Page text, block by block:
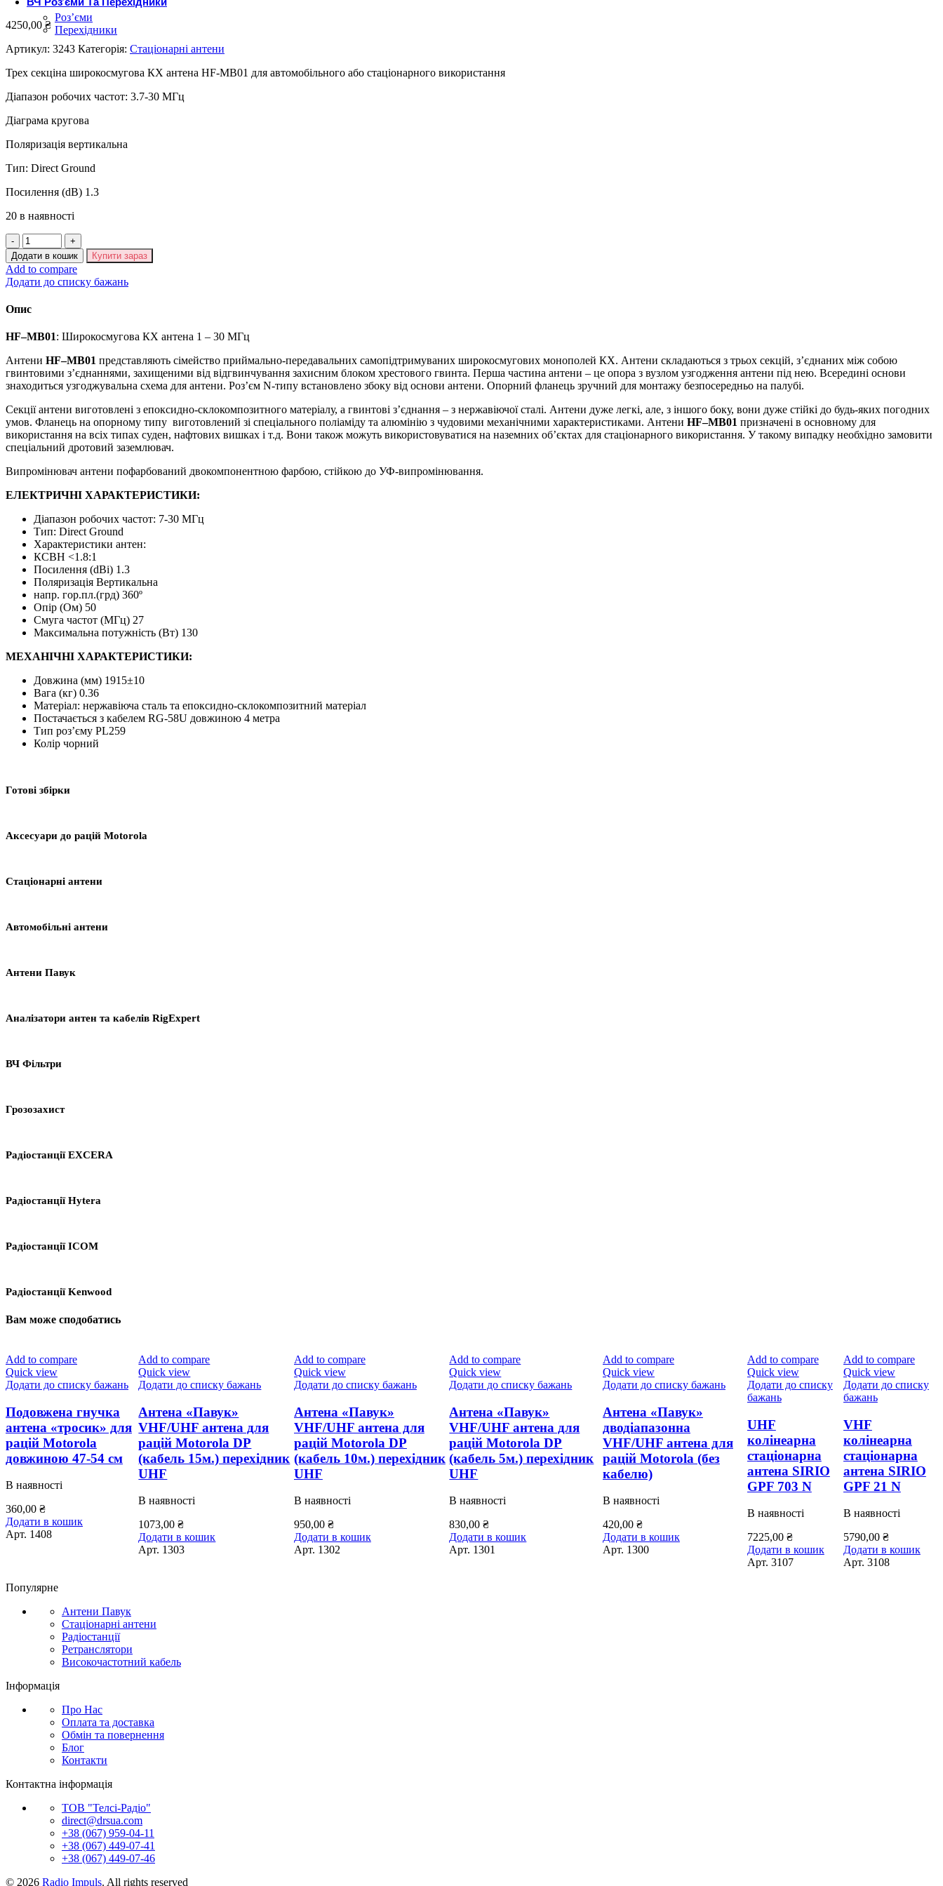
Роз’єми
Перехідники
4250,00 ₴
Артикул: 3243 Категорія: Стаціонарні антени
Трех секціна широкосмугова КХ антена HF-MB01 для автомобільного або стаціонарного використання
Діапазон робочих частот: 3.7-30 МГц
Діаграма кругова
Поляризація вертикальна
Тип: Direct Ground
Посилення (dB) 1.3
20 в наявності
КХ
антена
HF-
MB01
кількість
Додати в кошик Купити зараз
Add to compare
Додати до списку бажань
Опис
HF–MB01: Широкосмугова КХ антена 1 – 30 МГц
Антени HF–MB01 представляють сімейство приймально-передавальних самопідтримуваних широкосмугових монополей КХ. Антени складаються з трьох секцій, з’єднаних між собою
гвинтовими з’єднаннями, захищеними від відгвинчування захисним блоком хрестового гвинта. Перша частина антени – це опора з вузлом узгодження антени під нею. Всередині основи
знаходиться узгоджувальна схема для антени. Роз’єм N-типу встановлено збоку від основи антени. Опорний фланець зручний для монтажу безпосередньо на палубі.
Секції антени виготовлені з епоксидно-склокомпозитного матеріалу, а гвинтові з’єднання – з нержавіючої сталі. Антени дуже легкі, але, з іншого боку, вони дуже стійкі до будь-яких погодних
умов. Фланець на опорному типу виготовлений зі спеціального поліаміду та алюмінію з чудовими механічними характеристиками. Антени HF–MB01 призначені в основному для
використання на всіх типах суден, нафтових вишках і т.д. Вони також можуть використовуватися на наземних об’єктах для стаціонарного використання. У такому випадку необхідно замовити
спеціальний дротовий заземлювач.
Випромінювач антени пофарбований двокомпонентною фарбою, стійкою до УФ-випромінювання.
ЕЛЕКТРИЧНІ ХАРАКТЕРИСТИКИ:
Діапазон робочих частот: 7-30 МГц
Тип: Direct Ground
Характеристики антен:
КСВН <1.8:1
Посилення (dBі) 1.3
Поляризація Вертикальна
напр. гор.пл.(грд) 360º
Опір (Ом) 50
Смуга частот (МГц) 27
Максимальна потужність (Вт) 130
МЕХАНІЧНІ ХАРАКТЕРИСТИКИ:
Довжина (мм) 1915±10
Вага (кг) 0.36
Матеріал: нержавіюча сталь та епоксидно-склокомпозитний матеріал
Постачається з кабелем RG-58U довжиною 4 метра
Тип роз’єму PL259
Колір чорний
Готові збірки
Аксесуари до рацій Motorola
Стаціонарні антени
Автомобільні антени
Антени Павук
Аналізатори антен та кабелів RigExpert
ВЧ Фільтри
Грозозахист
Радіостанції EXCERA
Радіостанції Hytera
Радіостанції ICOM
Радіостанції Kenwood
Вам може сподобатись
Add to compare
Quick view
Додати до списку бажань
Подовжена гнучка
антена «тросик» для
рацій Motorola
довжиною 47-54 см
В наявності
360,00 ₴
Додати в кошик
Арт. 1408
Add to compare
Quick view
Додати до списку бажань
Антена «Павук»
VHF/UHF антена для
рацій Motorola DP
(кабель 15м.) перехідник
UHF
В наявності
1073,00₴
Додати в кошик
Арт. 1303
Add to compare
Quick view
Додати до списку бажань
Антена «Павук»
VHF/UHF антена для
рацій Motorola DP
(кабель 10м.) перехідник
UHF
В наявності
950,00 ₴
Додати в кошик
Арт. 1302
Add to compare
Quick view
Додати до списку бажань
Антена «Павук»
VHF/UHF антена для
рацій Motorola DP
(кабель 5м.) перехідник
UHF
В наявності
830,00₴
Додати в кошик
Арт. 1301
Add to compare
Quick view
Додати до списку бажань
Антена «Павук»
дводіапазонна
VHF/UHF антена для
рацій Motorola (без
кабелю)
В наявності
420,00 ₴
Додати в кошик
Арт. 1300
Add to compare
Quick view
Додати до списку
бажань
UHF
колінеарна
стаціонарна
антена SIRIO
GPF 703 N
В наявності
7225,00 ₴
Додати в кошик
Арт. 3107
Add to compare
Quick view
Додати до списку
бажань
VHF
колінеарна
стаціонарна
антена SIRIO
GPF 21 N
В наявності
5790,00 ₴
Додати в кошик
Арт. 3108
Популярне
Антени Павук
Стаціонарні антени
Радіостанції
Ретранслятори
Високочастотний кабель
Інформація
Про Нас
Оплата та доставка
Обмін та повернення
Блог
Контакти
Контактна інформація
ТОВ "Телсі-Радіо"
direct@drsua.com
+38 (067) 959-04-11
+38 (067) 449-07-41
+38 (067) 449-07-46
© 2026 Radio Impuls. All rights reserved